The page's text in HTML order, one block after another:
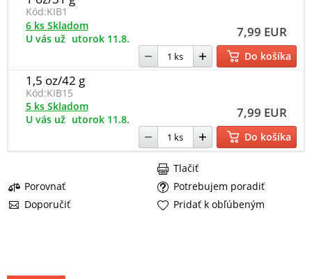
Kód:KIB1
7,99 EUR
6 ks Skladom
U vás už utorok 11.8.
Do košíka
1,5 oz/42 g
Kód:KIB15
7,99 EUR
5 ks Skladom
U vás už utorok 11.8.
Do košíka
Porovnať
Potrebujem poradiť
Doporučiť
Tlačiť
Pridať k obľúbeným